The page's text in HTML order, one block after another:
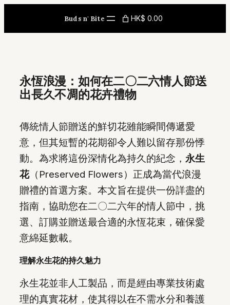
content
Buds n' Bite HK$ 0.00
永恆浪漫：如何在二〇二六情人節送
出長久不凋的花卉禮物
傳統情人節贈送的鮮切花雖能瞬間傳遞愛
意，但其短暫的花期卻令人難以留存那份悸
動。為求將這份深情化為持久的紀念， 永生
花（Preserved Flowers）正成為當代浪漫
贈禮的首選方案。本文旨在提供一份詳盡的
指南，協助您在二〇二六年的情人節中，挑
選、訂購並贈送最合適的永恆花束，確保愛
意綿延數載。
理解永生花的持久魅力
永生花並非人工製品，而是經由專業技術處
理的真實花材，使其得以在不需水分和養護